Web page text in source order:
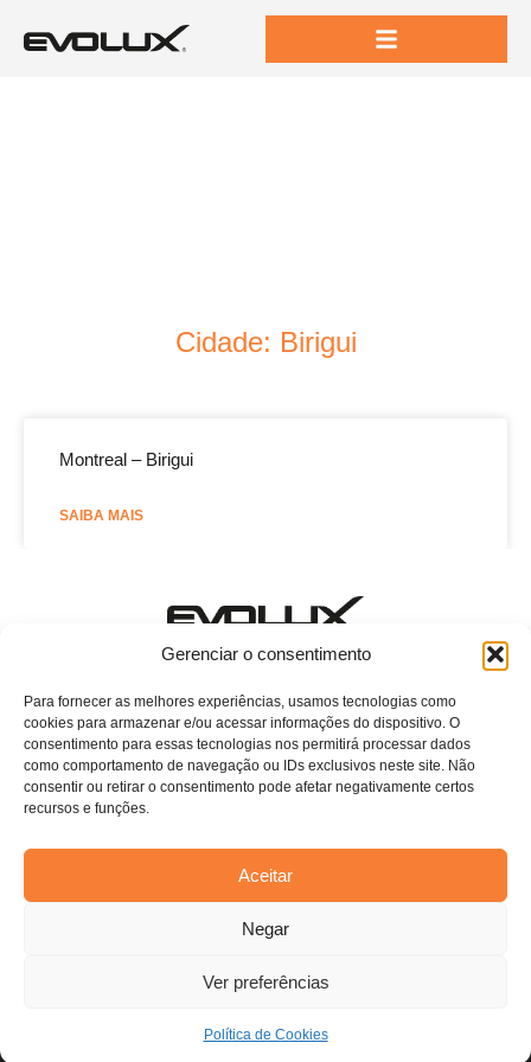
Gerenciar o consentimento
Para fornecer as melhores experiências, usamos tecnologias como
cookies para armazenar e/ou acessar informações do dispositivo. O
consentimento para essas tecnologias nos permitirá processar dados
como comportamento de navegação ou IDs exclusivos neste site. Não
consentir ou retirar o consentimento pode afetar negativamente certos
recursos e funções.
Aceitar
Negar
Ver preferências
Política de Cookies
Cidade: Birigui
Montreal – Birigui
SAIBA MAIS
Telefone: (11) 2081-7750 ramal 115
Home
Sobre Nós
Blog
Contato
Todos os direitos reservados. Anfi Lab Marketing
Estamos usando cookies para oferecer a você a melhor
configurações.